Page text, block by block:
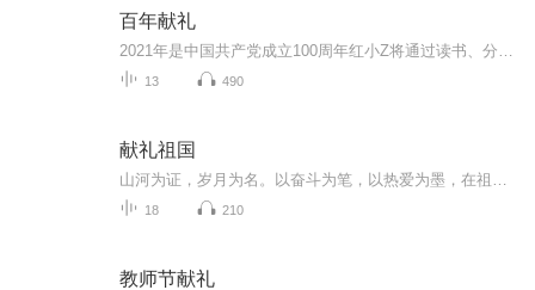
百年献礼
13 490
献礼祖国
18 210
教师节献礼